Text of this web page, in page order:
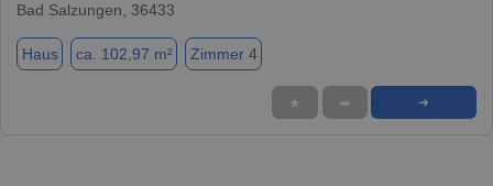
Bad Salzungen, 36433
Haus ca. 102,97 m² Zimmer 4
★ ➦ ➜